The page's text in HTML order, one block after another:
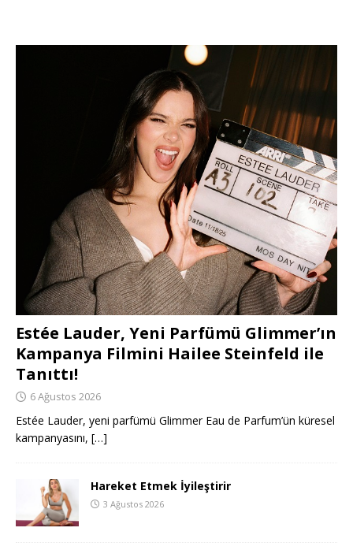
Estée Lauder, Yeni Parfümü Glimmer’ın
Kampanya Filmini Hailee Steinfeld ile
Tanıttı!
6 Ağustos 2026
Estée Lauder, yeni parfümü Glimmer Eau de Parfum’ün küresel
kampanyasını, […]
Hareket Etmek İyileştirir
3 Ağustos 2026